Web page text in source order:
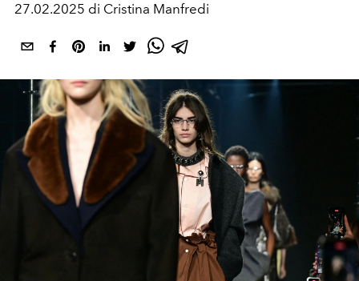
27.02.2025 di Cristina Manfredi